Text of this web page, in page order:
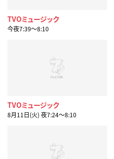
TVOミュージック
今夜7:39〜8:10
TVOミュージック
8月11日(火) 夜7:24〜8:10